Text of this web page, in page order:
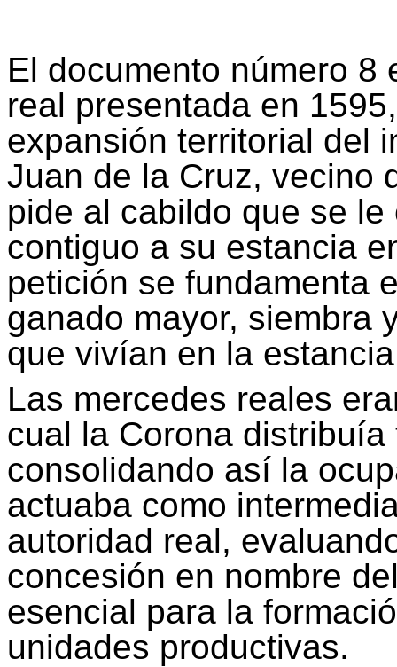
El documento número 8
real presentada en
expansión territorial del
Juan de la Cruz, vecino
pide al cabildo que se
contiguo a su estancia
petición se fundamenta
ganado mayor, siembra
que vivían en la
Las mercedes reales
cual la Corona
consolidando así la
actuaba como
autoridad real,
concesión en nombre
esencial para la
unidades productivas.